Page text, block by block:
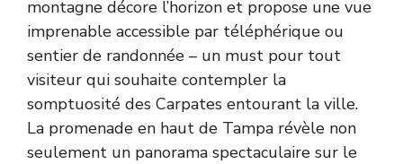
montagne décore l’horizon et propose une vue
imprenable accessible par téléphérique ou
sentier de randonnée – un must pour tout
visiteur qui souhaite contempler la
somptuosité des Carpates entourant la ville.
La promenade en haut de Tampa révèle non
seulement un panorama spectaculaire sur le